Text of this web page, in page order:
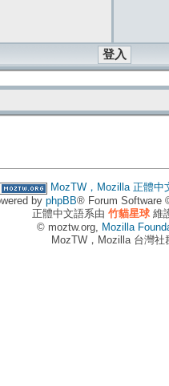
MozTW，Mozilla 正體中
by phpBB® Forum Software
正體中文語系由 竹貓星球維
© moztw.org, Mozilla
MozTW，Mozilla 台灣社